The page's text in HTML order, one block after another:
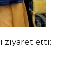
ziyaret etti: